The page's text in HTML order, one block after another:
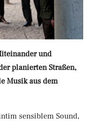
und
planierten Straßen,
Musik aus dem
sensiblem Sound,